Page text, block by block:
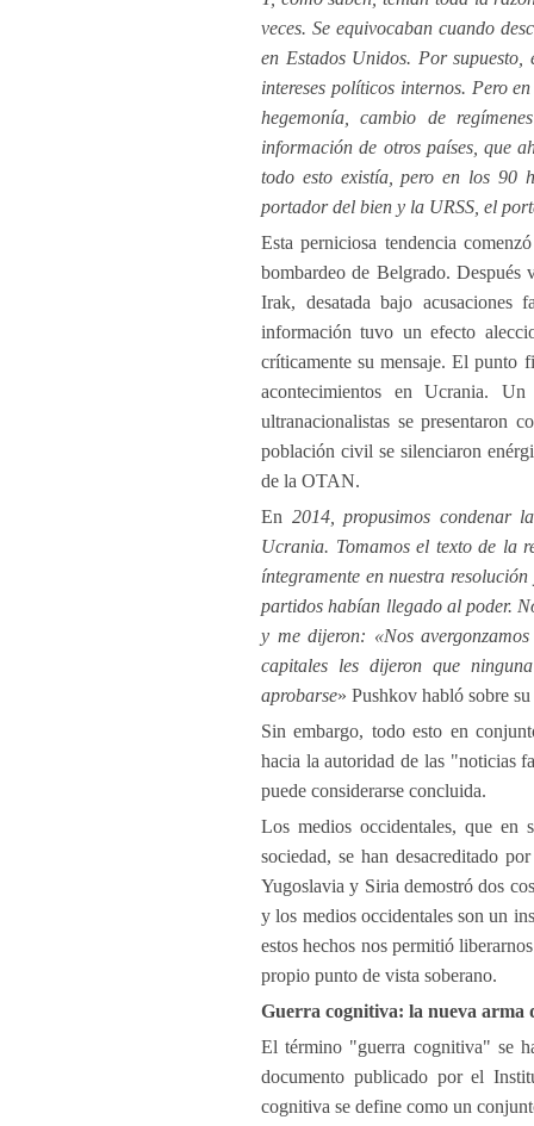
veces. Se equivocaban cuando
en Estados Unidos. Por
intereses políticos internos. Pero
hegemonía, cambio de
información de otros países, que
todo esto existía, pero en los 90
portador del bien y la URSS, el
Esta perniciosa tendencia
bombardeo de Belgrado.
Irak, desatada bajo acusaciones
información tuvo un efecto
críticamente su mensaje. El punto
acontecimientos en Ucrania.
ultranacionalistas se presentaron
población civil se silenciaron
de la OTAN.
En 2014, propusimos condenar
Ucrania. Tomamos el texto de la
íntegramente en nuestra
partidos habían llegado al poder.
y me dijeron: «Nos
capitales les dijeron que
aprobarse» Pushkov habló sobre
Sin embargo, todo esto en
hacia la autoridad de las "noticias
puede considerarse concluida.
Los medios occidentales, que en
sociedad, se han desacreditado
Yugoslavia y Siria demostró dos
y los medios occidentales son un
estos hechos nos permitió
propio punto de vista soberano.
Guerra cognitiva: la nueva arma
El término "guerra cognitiva" se
documento publicado por el
cognitiva se define como un